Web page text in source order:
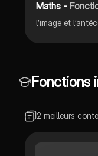
Maths -
l’image et
Fonctions
2 meilleurs